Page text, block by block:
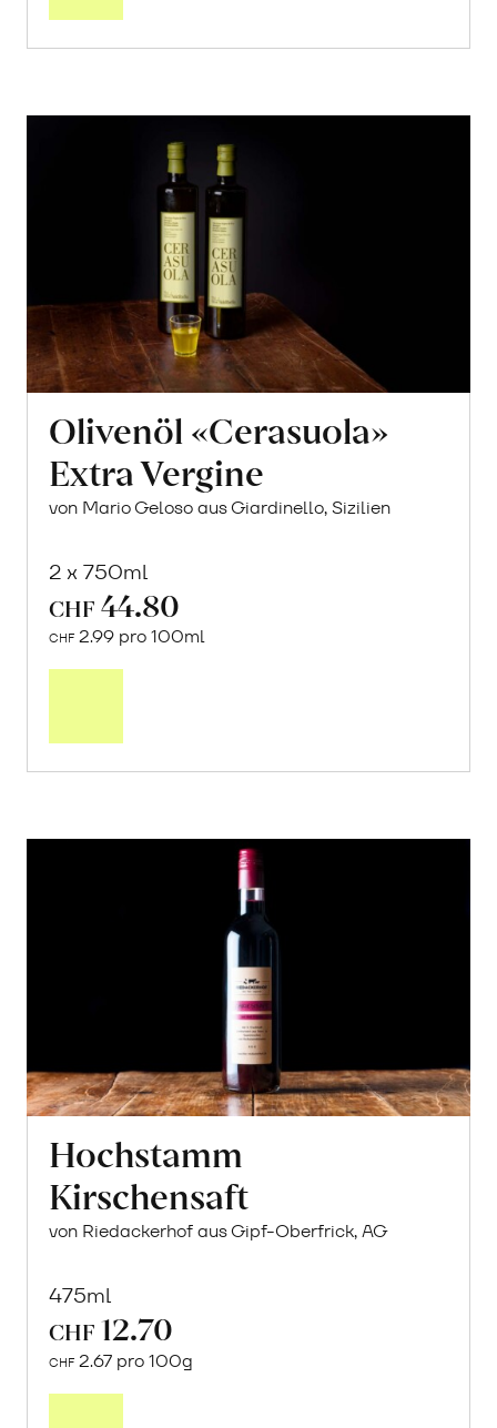
Olivenöl «Cerasuola»
Extra Vergine
von Mario Geloso aus Giardinello, Sizilien
2 x 750ml
CHF 44.80
CHF 2.99 pro 100ml
Hochstamm
Kirschensaft
von Riedackerhof aus Gipf-Oberfrick, AG
475ml
CHF 12.70
CHF 2.67 pro 100g